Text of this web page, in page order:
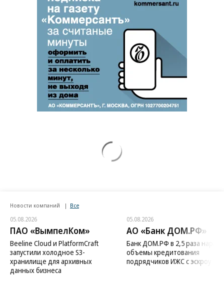
Новости компаний Все
05.08.2026
ПАО «ВымпелКом»
Beeline Cloud и PlatformCraft
запустили холодное S3-
хранилище для архивных
данных бизнеса
05.08.2026
АО «Банк ДОМ.РФ»
Банк ДОМ.РФ в 2,5 раза
объемы кредитования
подрядчиков ИЖС с эскроу